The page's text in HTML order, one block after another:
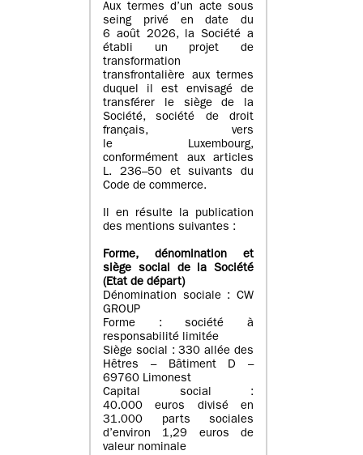
Aux termes d’un acte sous
seing privé en date du
6 août 2026, la Société a
établi un projet de
transformation
transfrontalière aux termes
duquel il est envisagé de
transférer le siège de la
Société, société de droit
français, vers
le Luxembourg,
conformément aux articles
L. 236–50 et suivants du
Code de commerce.
Il en résulte la publication
des mentions suivantes :
Forme, dénomination et
siège social de la Société
(Etatde départ)
Dénomination sociale : CW
GROUP
Forme : société à
responsabilité limitée
Siège social : 330 allée des
Hêtres – Bâtiment D –
69760 Limonest
Capital social :
40.000 euros divisé en
31.000 parts sociales
d’environ 1,29 euros de
valeur nominale